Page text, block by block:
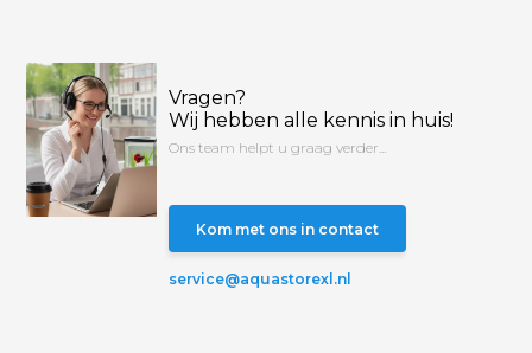
Vragen?
Wij hebben alle kennis in huis!
Ons team helpt u graag verder...
Kom met ons in contact
service@aquastorexl.nl